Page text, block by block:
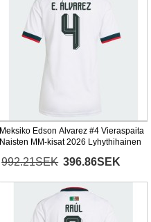
Meksiko Edson Alvarez #4 Vieraspaita
Naisten MM-kisat 2026 Lyhythihainen
992.21SEK 396.86SEK